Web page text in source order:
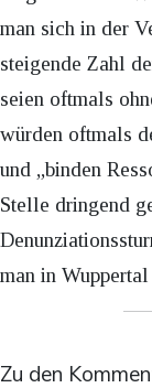
man sich in der
steigende Zahl
seien oftmals
würden oftmals
und „binden
Stelle dringend
man in
Zu den